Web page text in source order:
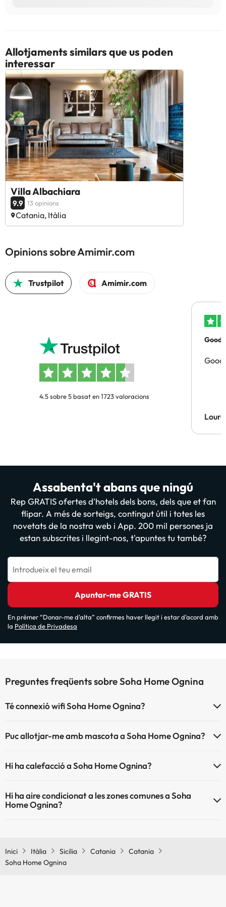
Allotjaments similars que us poden
interessar
Villa Albachiara
9.9 13 opinions
Catania, Itàlia
Opinions sobre Amimir.com
Trustpilot Amimir.com
4.5 sobre 5 basat en 1723 valoracions
Good
Good
Assabenta't abans que ningú
Rep GRATIS ofertes d'hotels dels bons, dels que et fan
flipar. A més de sorteigs, contingut útil i totes les
novetats de la nostra web i App. 200 mil persones ja
estan subscrites i llegint-nos, t'apuntes tu també?
Introdueix el teu email
Apuntar-me GRATIS
En prémer “Donar-me d'alta” confirmes haver llegit i estar d'acord amb
la Política de Privadesa
Preguntes freqüents sobre Soha Home Ognina
Té connexió wifi Soha Home Ognina?
Puc allotjar-me amb mascota a Soha Home Ognina?
Hi ha calefacció a Soha Home Ognina?
Hi ha aire condicionat a les zones comunes a Soha
Home Ognina?
Inici Itàlia Sicilia Catania
Catania
Soha Home Ognina